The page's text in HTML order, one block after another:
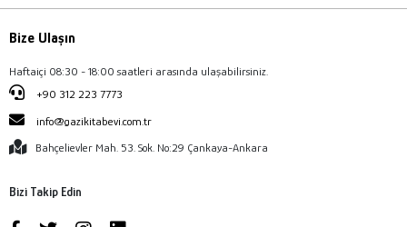
Bize Ulaşın
Haftaiçi 08:30 - 18:00 saatleri arasında ulaşabilirsiniz.
+90 312 223 7773
info@gazikitabevi.com.tr
Bahçelievler Mah. 53. Sok. No:29 Çankaya-Ankara
Bizi Takip Edin